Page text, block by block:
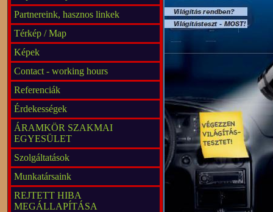
Partnereink, hasznos linkek
Térkép / Map
Képek
Contact - working hours
Referenciák
Érdekességek
ÁRAMKÖR SZAKMAI
EGYESÜLET
Szolgáltatások
Munkatársaink
REJTETT HIBA
MEGÁLLAPÍTÁSA